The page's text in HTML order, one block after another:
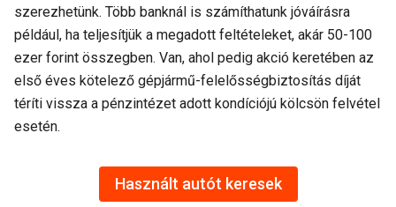
szerezhetünk. Több banknál is számíthatunk jóváírásra
például, ha teljesítjük a megadott feltételeket, akár 50-100
ezer forint összegben. Van, ahol pedig akció keretében az
első éves kötelező gépjármű-felelősségbiztosítás díját
téríti vissza a pénzintézet adott kondíciójú kölcsön felvétel
esetén.
Használt autót keresek